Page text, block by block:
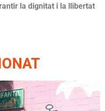
la dignitat i la llibertat